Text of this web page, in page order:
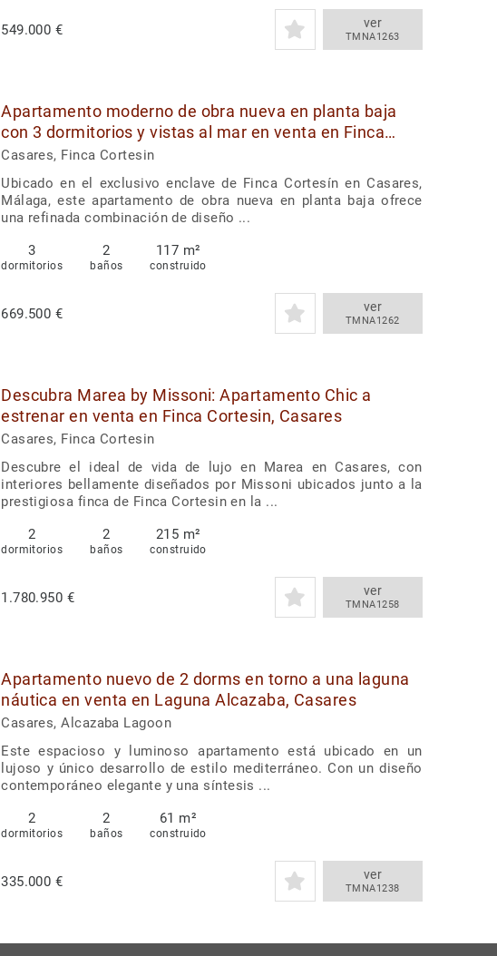
549.000 € ver
TMNA1263
Apartamento moderno de obra nueva en planta baja
con 3 dormitorios y vistas al mar en venta en Finca
Cortesin, Casares
Casares, Finca Cortesin
Ubicado en el exclusivo enclave de Finca Cortesín en Casares,
Málaga, este apartamento de obra nueva en planta baja ofrece
una refinada combinación de diseño ...
3
dormitorios
2
baños
117 m²
construido
669.500 € ver
TMNA1262
Descubra Marea by Missoni: Apartamento Chic a
estrenar en venta en Finca Cortesin, Casares
Casares, Finca Cortesin
Descubre el ideal de vida de lujo en Marea en Casares, con
interiores bellamente diseñados por Missoni ubicados junto a la
prestigiosa finca de Finca Cortesin en la ...
2
dormitorios
2
baños
215 m²
construido
1.780.950 € ver
TMNA1258
Apartamento nuevo de 2 dorms en torno a una laguna
náutica en venta en Laguna Alcazaba, Casares
Casares, Alcazaba Lagoon
Este espacioso y luminoso apartamento está ubicado en un
lujoso y único desarrollo de estilo mediterráneo. Con un diseño
contemporáneo elegante y una síntesis ...
2
dormitorios
2
baños
61 m²
construido
335.000 € ver
TMNA1238